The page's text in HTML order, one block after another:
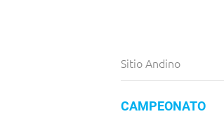
Sitio Andino
CAMPEONATO